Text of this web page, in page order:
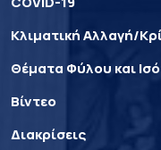
Κλιματική Αλλαγή/
Θέματα Φύλου και
Βίντεο
Διακρίσεις